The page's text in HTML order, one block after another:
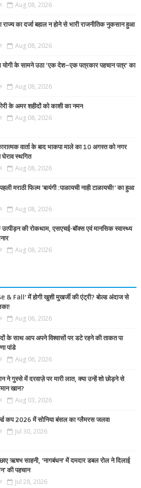
Aug 08, 2026
का दर्जा बहाल न होने से भारी राजनीतिक नुकसान हुआ
Aug 08, 2026
के सामने उठा ‘एक देश–एक पत्रकार पहचान पत्र’ का
Aug 08, 2026
के अमर शहीदों को काशी का नमन
Aug 08, 2026
वार्ता के बाद भाकपा माले का 10 अगस्त को नगर
घेराव स्थगित
Aug 08, 2026
मराठी फिल्म 'बायंगी :पाळायची नाही टाळायची!' का हुआ
Aug 08, 2026
की रोकथाम, एसएचई-बॉक्स एवं मानसिक स्वास्थ्य
Aug 08, 2026
& Fall’ में होगी खुशी मुखर्जी की एंट्री? बोल्ड अंदाज से
Aug 06, 2026
के साथ आप अपने विश्वासों पर डटे रहने की ताकत पा
पांडे
Aug 06, 2026
ने गुस्से में दरवाज़े पर मारी लात, क्या उन्हें शो छोड़ने से
खान?
Aug 03, 2026
कप 2026 में सोनिया बंसल का ग्लैमरस जलवा
Jul 30, 2026
ऋषभ साहनी, 'नागबंधन' में दमदार डबल रोल ने दिलाई
की पहचान
Jul 28, 2026